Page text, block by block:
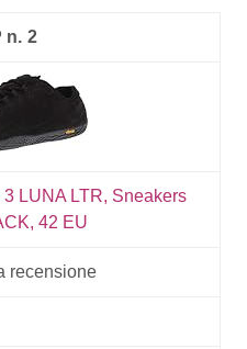
2
LUNA LTR, Sneakers
42 EU
recensione